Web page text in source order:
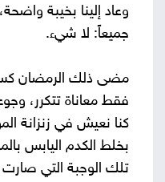
وعاد إلينا بخيبة
جميعاً: لا شيء.
مضى ذلك الرمضان
فقط معاناة تتكرر،
كنا نعيش في زنزانة
بخلط الكدم اليابس
تلك الوجبة التي